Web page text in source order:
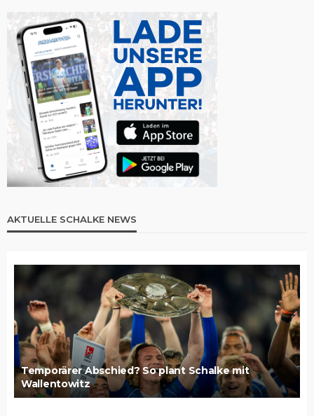
AKTUELLE SCHALKE NEWS
Temporärer Abschied? So plant Schalke mit
Wallentowitz